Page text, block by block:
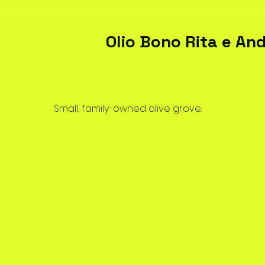
Olio Bono Rita e
Small, family-owned olive grove.